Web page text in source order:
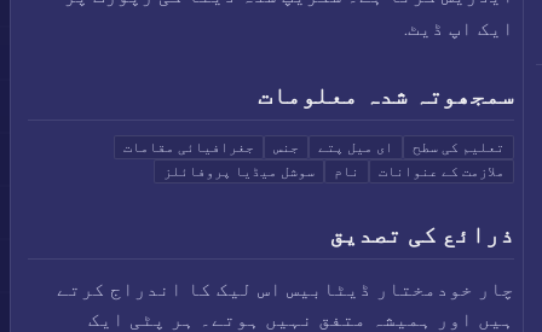
ایک اپ ڈیٹ.
سمجھوتہ شدہ معلومات
تعلیم کی سطح ای میل پتے جنس
جغرافیائی مقامات
ملازمت کے عنوانات
نام سوشل میڈیا پروفائلز
ذرائع کی تصدیق
چار خودمختار ڈیٹابیس اس لیک کا اندراج کرتے
ہیں اور ہمیشہ متفق نہیں ہوتے۔ ہر پٹی ایک